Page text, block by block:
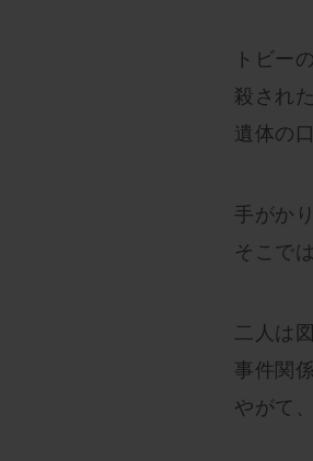
トビー
殺され
遺体の
手がか
そこで
二人は
事件関
やがて